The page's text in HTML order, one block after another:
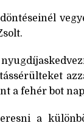
a fehér bot
a